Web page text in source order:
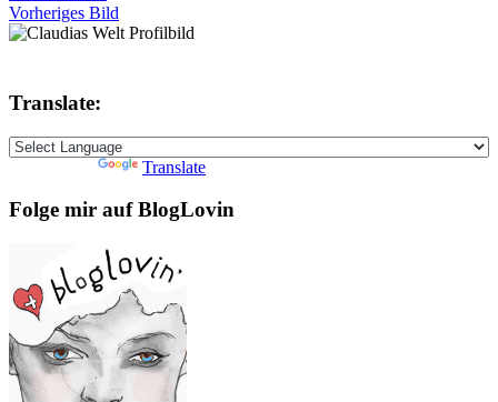
Vorheriges Bild
Translate:
Translate
Folge mir auf BlogLovin